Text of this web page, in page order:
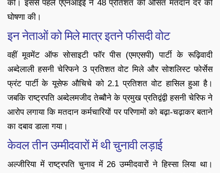
की। इससे पहले एएनआईई ने 48 प्रतिशत की औसत मतदान दर की
घोषणा की।
इन नेताओं को मिले मात्र इतने फीसदी वोट
वहीं मूवमेंट ऑफ सोसाइटी फॉर पीस (एमएसपी) पार्टी के रूढ़िवादी
अब्देलाली हसनी चेरिफने 3 प्रतिशत वोट मिले और सोशलिस्ट फोर्सेस
फ्रंट पार्टी के यूसेफ औचिचे को 2.1 प्रतिशत वोट हासिल हुआ है।
जबकि राष्ट्रपति अब्देलमजीद तेब्बौने के प्रमुख प्रतिद्वंद्वी हसनी चेरिफ ने
आरोप लगाया कि मतदान कर्मचारियों पर परिणामों को बढ़ा-चढ़ाकर बताने
का दबाव डाला गया।
केवल तीन उम्मीदवारों में थी चुनावी लड़ाई
अल्जीरिया में राष्ट्रपति चुनाव में 26 उम्मीदवारों ने हिस्सा लिया था।